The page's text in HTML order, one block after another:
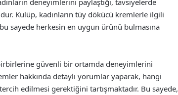
Kulüp, kadınların tüy dökücü kremlerle ilgili
sayede herkesin en uygun ürünü bulmasına
güvenli bir ortamda deneyimlerini
hakkında detaylı yorumlar yaparak, hangi
edilmesi gerektiğini tartışmaktadır. Bu sayede,